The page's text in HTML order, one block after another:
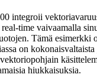
integroii
time vaivaamalla
Tämä esimerkki
on kokonaisvaltaista
hiukkaisuksia.